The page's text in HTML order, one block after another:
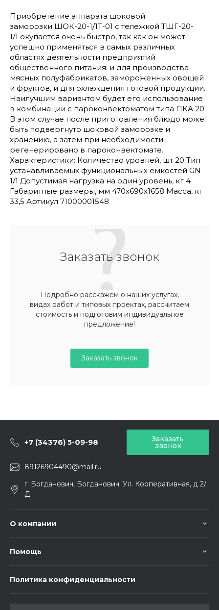
Приобретение аппарата шоковой
заморозки ШОК-20-1/1Т-01 с тележкой ТШГ-20-
1/1 окупается очень быстро, так как он может
успешно применяться в самых различных
областях деятельности предприятий
общественного питания: и для производства
мясных полуфабрикатов, замороженных овощей
и фруктов, и для охлаждения готовой продукции.
Наилучшим вариантом будет его использование
в комбинации с пароконвектоматом типа ПКА 20.
В этом случае после приготовления блюдо может
быть подвергнуто шоковой заморозке и
хранению, а затем при необходимости
регенерировано в пароконвектомате.
Характеристики: Количество уровней, шт 20 Тип
устанавливаемых функциональных емкостей GN
1/1 Допустимая нагрузка на один уровень, кг 4
Габаритные размеры, мм 470x690x1658 Масса, кг
33,5 Артикул 71000001548
Заказать звонок
Подробно расскажем о наших услугах,
видах работ и типовых проектах, рассчитаем
стоимость и подготовим индивидуальное
предложение!
Заказать звонок
+7 (34376) 5-09-98 Заказать
звонок
89126904490@mail.ru
г. Богданович, Богданович. Ул. Кооперативная, д 2/
Д.
О компании
Помощь
Политика конфиденциальности